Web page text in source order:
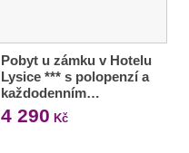
Pobyt u zámku v Hotelu
Lysice *** s polopenzí a
každodenním…
4 290 Kč